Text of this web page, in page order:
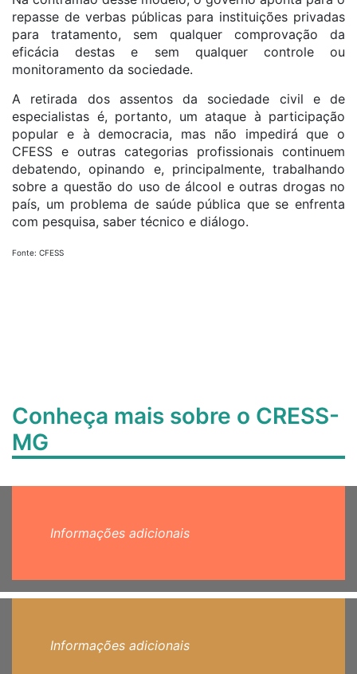
repasse de verbas públicas para instituições privadas
para tratamento, sem qualquer comprovação da
eficácia destas e sem qualquer controle ou
monitoramento da sociedade.
A retirada dos assentos da sociedade civil e de
especialistas é, portanto, um ataque à participação
popular e à democracia, mas não impedirá que o
CFESS e outras categorias profissionais continuem
debatendo, opinando e, principalmente, trabalhando
sobre a questão do uso de álcool e outras drogas no
país, um problema de saúde pública que se enfrenta
com pesquisa, saber técnico e diálogo.
Fonte: CFESS
Conheça mais sobre o CRESS-
MG
Informações adicionais
Informações adicionais